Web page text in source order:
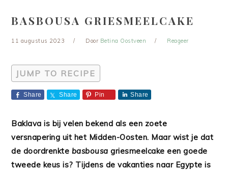
BASBOUSA GRIESMEELCAKE
11 augustus 2023 Door Betina Oostveen Reageer
JUMP TO RECIPE
Share Share Pin Share
Baklava is bij velen bekend als een zoete
versnapering uit het Midden-Oosten. Maar wist je dat
de doordrenkte basbousa griesmeelcake een goede
tweede keus is? Tijdens de vakanties naar Egypte is